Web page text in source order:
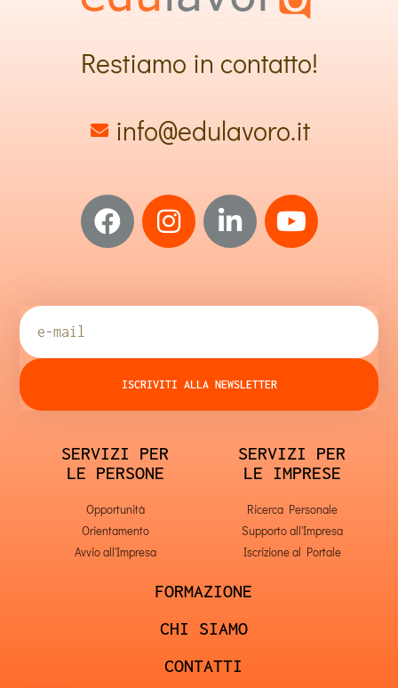
Restiamo in contatto!
info@edulavoro.it
ISCRIVITI ALLA NEWSLETTER
SERVIZI PER
LE PERSONE
Opportunità
Orientamento
Avvio all'Impresa
SERVIZI PER
LE IMPRESE
Ricerca Personale
Supporto all'Impresa
Iscrizione al Portale
FORMAZIONE
CHI SIAMO
CONTATTI